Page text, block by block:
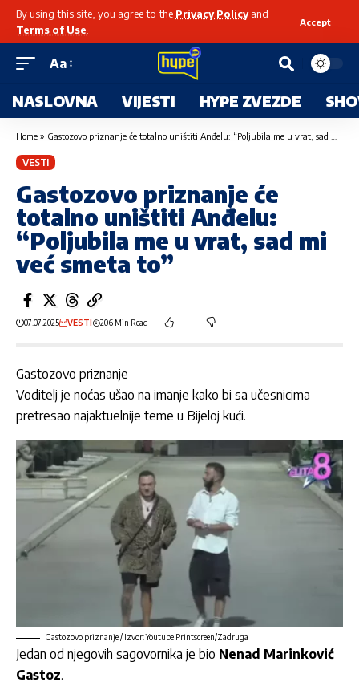
By using this site, you agree to the Privacy Policyand
Terms of Use
Accept
Aa
NASLOVNA VIJESTI HYPE ZVEZDE
Home » Gastozovo priznanje će totalno uništiti Anđelu: “Poljubila me u vrat, sad mi već smeta to”
VESTI
Gastozovo priznanje će
totalno uništiti Anđelu:
“Poljubila me u vrat, sad mi
već smeta to”
07.07.2025 VESTI 206 Min Read
Gastozovo priznanje
Voditelj je noćas ušao na imanje kako bi sa učesnicima
pretresao najaktuelnije teme u Bijeloj kući.
Gastozovo priznanje / Izvor: Youtube Printscreen/Zadruga
Jedan od njegovih sagovornika je bio Nenad Marinković
Gastoz.